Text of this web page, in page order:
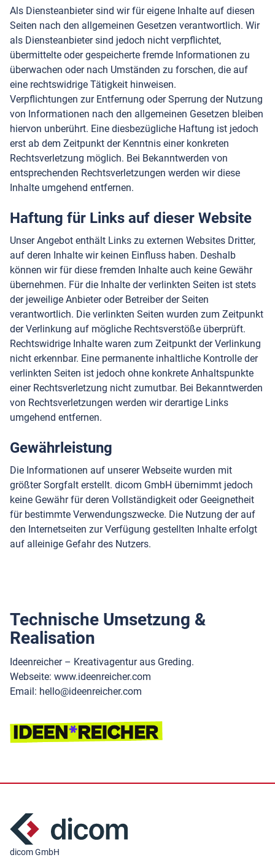
Als Diensteanbieter sind wir für eigene Inhalte auf diesen
Seiten nach den allgemeinen Gesetzen verantwortlich. Wir
als Diensteanbieter sind jedoch nicht verpflichtet,
übermittelte oder gespeicherte fremde Informationen zu
überwachen oder nach Umständen zu forschen, die auf
eine rechtswidrige Tätigkeit hinweisen.
Verpflichtungen zur Entfernung oder Sperrung der Nutzung
von Informationen nach den allgemeinen Gesetzen bleiben
hiervon unberührt. Eine diesbezügliche Haftung ist jedoch
erst ab dem Zeitpunkt der Kenntnis einer konkreten
Rechtsverletzung möglich. Bei Bekanntwerden von
entsprechenden Rechtsverletzungen werden wir diese
Inhalte umgehend entfernen.
Haftung für Links auf dieser Website
Unser Angebot enthält Links zu externen Websites Dritter,
auf deren Inhalte wir keinen Einfluss haben. Deshalb
können wir für diese fremden Inhalte auch keine Gewähr
übernehmen. Für die Inhalte der verlinkten Seiten ist stets
der jeweilige Anbieter oder Betreiber der Seiten
verantwortlich. Die verlinkten Seiten wurden zum Zeitpunkt
der Verlinkung auf mögliche Rechtsverstöße überprüft.
Rechtswidrige Inhalte waren zum Zeitpunkt der Verlinkung
nicht erkennbar. Eine permanente inhaltliche Kontrolle der
verlinkten Seiten ist jedoch ohne konkrete Anhaltspunkte
einer Rechtsverletzung nicht zumutbar. Bei Bekanntwerden
von Rechtsverletzungen werden wir derartige Links
umgehend entfernen.
Gewährleistung
Die Informationen auf unserer Webseite wurden mit
größter Sorgfalt erstellt. dicom GmbH übernimmt jedoch
keine Gewähr für deren Vollständigkeit oder Geeignetheit
für bestimmte Verwendungszwecke. Die Nutzung der auf
den Internetseiten zur Verfügung gestellten Inhalte erfolgt
auf alleinige Gefahr des Nutzers.
Technische Umsetzung &
Realisation
Ideenreicher – Kreativagentur aus Greding.
Webseite: www.ideenreicher.com
Email: hello@ideenreicher.com
dicom GmbH